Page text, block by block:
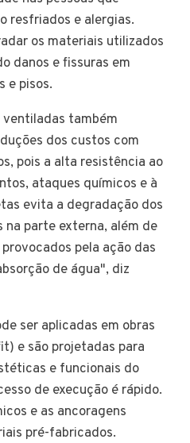
resfriados e alergias.
os materiais utilizados
danos e fissuras em
e pisos.
também
dos custos com
pois a alta resistência ao
ataques químicos e à
evita a degradação dos
parte externa, além de
pela ação das
de água", diz
ser aplicadas em obras
e são projetadas para
e funcionais do
de execução é rápido.
e as ancoragens
pré-fabricados.